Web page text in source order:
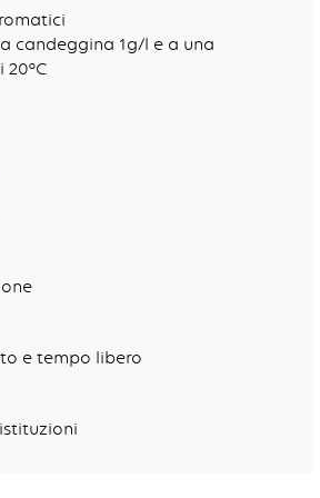
candeggina 1g/l e a una
e tempo libero